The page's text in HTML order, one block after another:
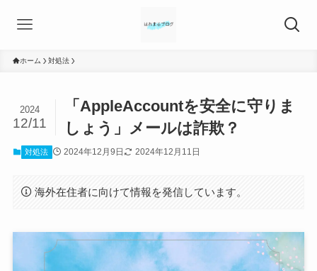
ホーム 対処法
「AppleAccountを安全に守りま
しょう」メールは詐欺？
2024
12/11
対処法 2024年12月9日 2024年12月11日
海外在住者に向けて情報を発信しています。